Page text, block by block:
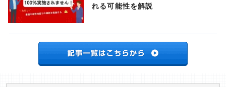
れる可能性を解説